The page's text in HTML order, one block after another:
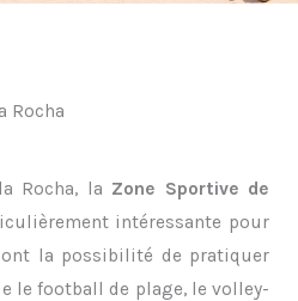
Rocha
Rocha, la Zone Sportive de
intéressante pour
la possibilité de pratiquer
le football de plage, le volley-